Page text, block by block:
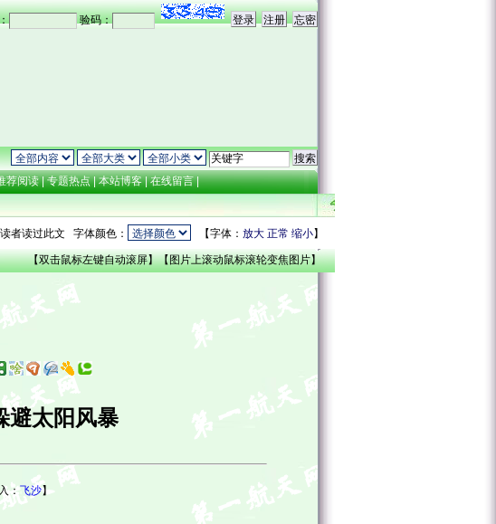
验码：
荐阅读|专题热点|本站博客|在线留言|
者读过此文 字体颜色： 【字体： 放大 正常 缩小】
【双击鼠标左键自动滚屏】【图片上滚动鼠标滚轮变焦图片】
避太阳风暴
：飞沙】